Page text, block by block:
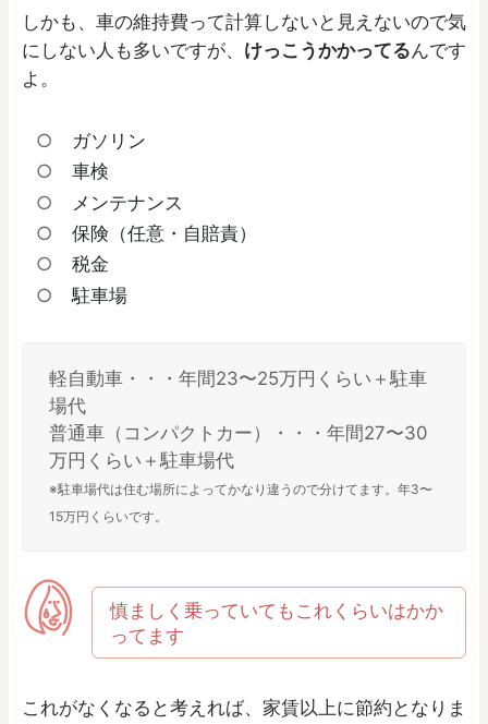
しかも、車の維持費って計算しないと見えないので気
にしない人も多いですが、 けっこうかかってるんです
よ。
ガソリン
車検
メンテナンス
保険（任意・自賠責）
税金
駐車場
軽自動車・・・年間23〜25万円くらい＋駐車
場代
普通車（コンパクトカー）・・・年間27〜30
万円くらい＋駐車場代
※駐車場代は住む場所によってかなり違うので分けてます。年3〜
15万円くらいです。
慎ましく乗っていてもこれくらいはかか
ってます
これがなくなると考えれば、家賃以上に節約となりま